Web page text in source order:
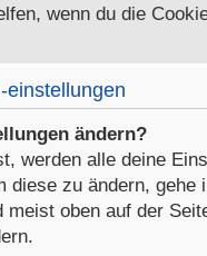
wenn du die
einstellungen
ändern?
werden alle deine
diese zu ändern, gehe
meist oben auf der